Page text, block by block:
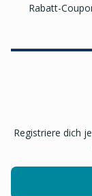
Rabatt-
Registriere dich